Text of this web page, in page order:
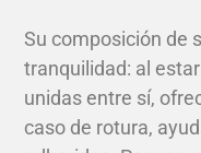
Su composición de
tranquilidad: al
unidas entre sí,
caso de rotura,